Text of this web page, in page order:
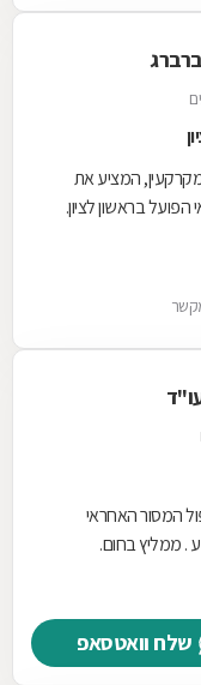
לב ומאחל לך בריאות
מקרקעין, המציע את
בראשון לציון.
רוצה לציין לשבח את הטפול המסור האחראי
. ממליץ בחום.
שלח וואטסאפ